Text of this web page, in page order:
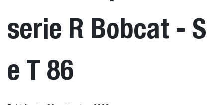
serie R Bobcat - S
e T 86